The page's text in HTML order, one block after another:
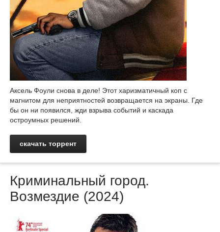
Аксель Фоули снова в деле! Этот харизматичный коп с
магнитом для неприятностей возвращается на экраны. Где
бы он ни появился, жди взрыва событий и каскада
остроумных решений.
скачать торрент
Криминальный город.
Возмездие (2024)